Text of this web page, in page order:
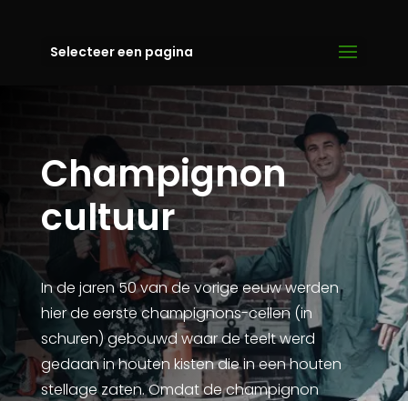
Selecteer een pagina
Champignon
cultuur
In de jaren 50 van de vorige eeuw werden
hier de eerste champignons-cellen (in
schuren) gebouwd waar de teelt werd
gedaan in houten kisten die in een houten
stellage zaten. Omdat de champignon